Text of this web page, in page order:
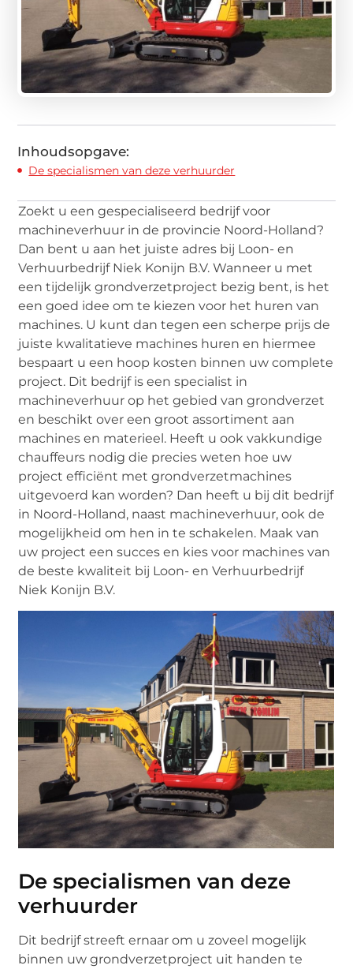
Inhoudsopgave:
De specialismen van deze verhuurder
Zoekt u een gespecialiseerd bedrijf voor
machineverhuur in de provincie Noord-Holland?
Dan bent u aan het juiste adres bij Loon- en
Verhuurbedrijf Niek Konijn B.V. Wanneer u met
een tijdelijk grondverzetproject bezig bent, is het
een goed idee om te kiezen voor het huren van
machines. U kunt dan tegen een scherpe prijs de
juiste kwalitatieve machines huren en hiermee
bespaart u een hoop kosten binnen uw complete
project. Dit bedrijf is een specialist in
machineverhuur op het gebied van grondverzet
en beschikt over een groot assortiment aan
machines en materieel. Heeft u ook vakkundige
chauffeurs nodig die precies weten hoe uw
project efficiënt met grondverzetmachines
uitgevoerd kan worden? Dan heeft u bij dit bedrijf
in Noord-Holland, naast machineverhuur, ook de
mogelijkheid om hen in te schakelen. Maak van
uw project een succes en kies voor machines van
de beste kwaliteit bij Loon- en Verhuurbedrijf
Niek Konijn B.V.
De specialismen van deze
verhuurder
Dit bedrijf streeft ernaar om u zoveel mogelijk
binnen uw grondverzetproject uit handen te